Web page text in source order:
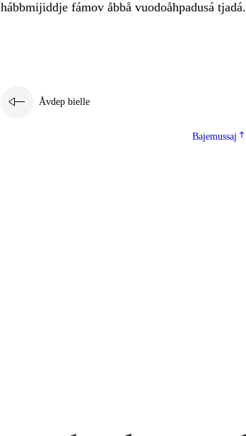
hábbmijiddje fámov åbbå vuodoåhpadusá tjadá.
Åvdep bielle
Bajemussaj